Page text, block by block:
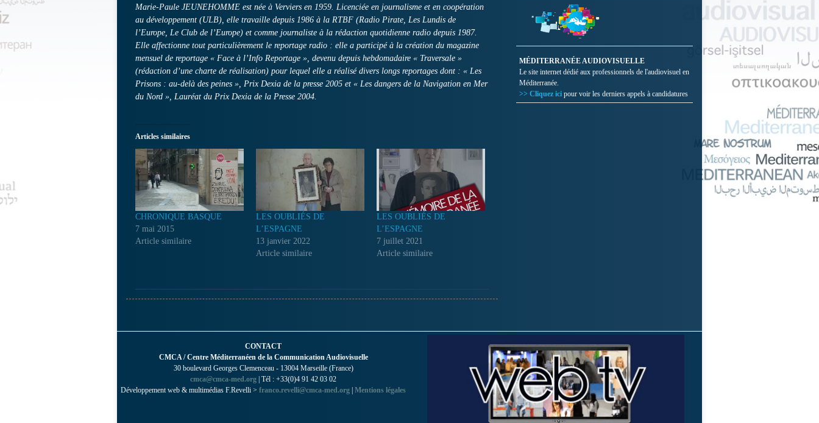
Marie-Paule JEUNEHOMME est née à Verviers en 1959. Licenciée en journalisme et en coopération
au développement (ULB), elle travaille depuis 1986 à la RTBF (Radio Pirate, Les Lundis de
l’Europe, Le Club de l’Europe) et comme journaliste à la rédaction quotidienne radio depuis 1987.
Elle affectionne tout particulièrement le reportage radio : elle a participé à la création du magazine
mensuel de reportage « Face à l’Info Reportage », devenu depuis hebdomadaire « Traversale »
(rédaction d’une charte de réalisation) pour lequel elle a réalisé divers longs reportages dont : « Les
Prisons : au-delà des peines », Prix Dexia de la presse 2005 et « Les dangers de la Navigation en Mer
du Nord », Lauréat du Prix Dexia de la Presse 2004.
Articles similaires
CHRONIQUE BASQUE
7 mai 2015
Article similaire
LES OUBLIÉS DE
L’ESPAGNE
13 janvier 2022
Article similaire
LES OUBLIÉS DE
L’ESPAGNE
7 juillet 2021
Article similaire
MÉDITERRANÉE AUDIOVISUELLE
Le site internet dédié aux professionnels de l'audiovisuel en
Méditerranée.
>> Cliquez ici pour voir les derniers appels à candidatures
CONTACT
CMCA / Centre Méditerranéen de la Communication Audiovisuelle
30 boulevard Georges Clemenceau - 13004 Marseille (France)
cmca@cmca-med.org | Tél : +33(0)4 91 42 03 02
Développement web & multimédias F.Revelli > franco.revelli@cmca-med.org | Mentions légales